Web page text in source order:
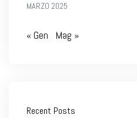
MARZO 2025
« Gen Mag »
Recent Posts